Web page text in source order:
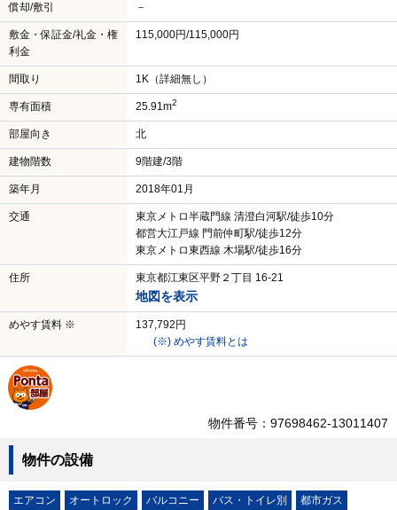
償却/敷引 －
敷金・保証金/礼金・権
利金
115,000円/115,000円
間取り 1K（詳細無し）
専有面積 25.91m2
部屋向き 北
建物階数 9階建/3階
築年月 2018年01月
交通
東京メトロ半蔵門線 清澄白河駅/徒歩10分
都営大江戸線 門前仲町駅/徒歩12分
東京メトロ東西線 木場駅/徒歩16分
住所 東京都江東区平野２丁目 16-21
地図を表示
めやす賃料 ※
137,792円
(※) めやす賃料とは
物件番号：97698462-13011407
物件の設備
エアコン オートロック バルコニー バス・トイレ別
都市ガス